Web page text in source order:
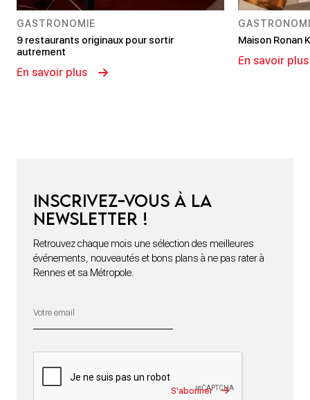
GASTRONOMIE
9 restaurants originaux pour sortir
autrement
En savoir plus
Maison Ronan
En savoir plus
Inscrivez-vous à la
newsletter !
Retrouvez chaque mois une sélection des meilleures
événements, nouveautés et bons plans à ne pas rater à
Rennes et sa Métropole.
S'abonner